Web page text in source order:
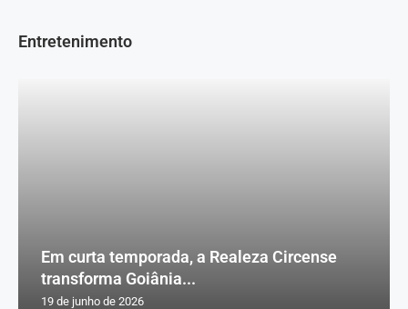
Entretenimento
Em curta temporada, a Realeza Circense
transforma Goiânia...
19 de junho de 2026